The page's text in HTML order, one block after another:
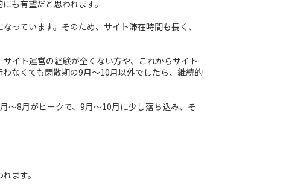
も有望だと思われます。
っています。そのため、サイト滞在時間も長く、
イト運営の経験が全くない方や、これからサイト
なくても閑散期の9月〜10月以外でしたら、継続的
〜8月がピークで、9月〜10月に少し落ち込み、そ
ます。